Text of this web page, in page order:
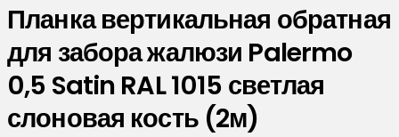
Планка вертикальная обратная
для забора жалюзи Palermo
0,5 Satin RAL 1015 светлая
слоновая кость (2м)